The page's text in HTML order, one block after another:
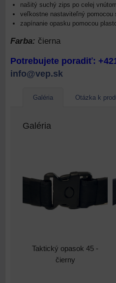
našitý suchý zips po celej
veľkostne nastaviteľný pomocou
zapínanie opasku pomocou
Farba: čierna
Potrebujete poradiť:
info@vep.sk
Galéria Otázka k
Galéria
Taktický opasok 45 -
čierny